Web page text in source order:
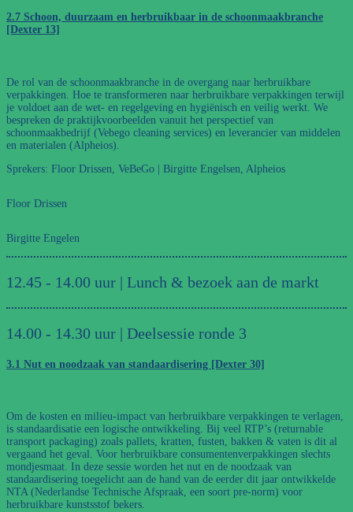
2.7 Schoon, duurzaam en herbruikbaar in de schoonmaakbranche
[Dexter 13]
De rol van de schoonmaakbranche in de overgang naar herbruikbare
verpakkingen. Hoe te transformeren naar herbruikbare verpakkingen terwijl
je voldoet aan de wet- en regelgeving en hygiënisch en veilig werkt. We
bespreken de praktijkvoorbeelden vanuit het perspectief van
schoonmaakbedrijf (Vebego cleaning services) en leverancier van middelen
en materialen (Alpheios).
Sprekers: Floor Drissen, VeBeGo | Birgitte Engelsen, Alpheios
Floor Drissen
Birgitte Engelen
12.45 - 14.00 uur | Lunch & bezoek aan de markt
14.00 - 14.30 uur | Deelsessie ronde 3
3.1 Nut en noodzaak van standaardisering [Dexter 30]
Om de kosten en milieu-impact van herbruikbare verpakkingen te verlagen,
is standaardisatie een logische ontwikkeling. Bij veel RTP’s (returnable
transport packaging) zoals pallets, kratten, fusten, bakken & vaten is dit al
vergaand het geval. Voor herbruikbare consumentenverpakkingen slechts
mondjesmaat. In deze sessie worden het nut en de noodzaak van
standaardisering toegelicht aan de hand van de eerder dit jaar ontwikkelde
NTA (Nederlandse Technische Afspraak, een soort pre-norm) voor
herbruikbare kunstsstof bekers.